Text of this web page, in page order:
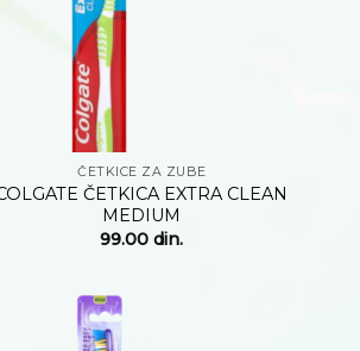
ČETKICE ZA ZUBE
ČETKICA EXTRA CLEAN
MEDIUM
99.00din.